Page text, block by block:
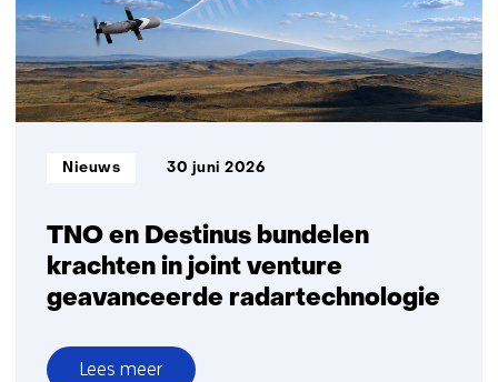
TNO en Destinus bundelen
krachten in joint venture
geavanceerde radartechnologie
Informatietype:
Nieuws 30 juni 2026
Lees meer